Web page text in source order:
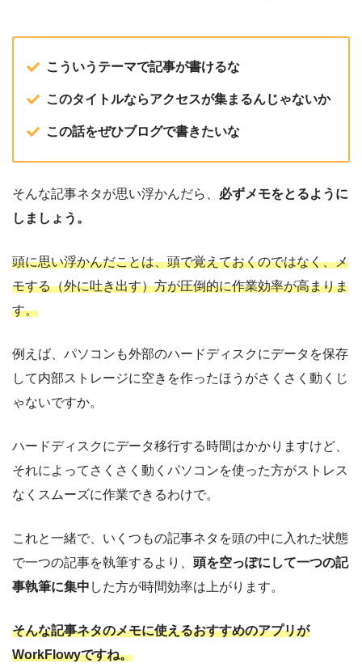
こういうテーマで記事が書けるな
このタイトルならアクセスが集まるんじゃないか
この話をぜひブログで書きたいな
そんな記事ネタが思い浮かんだら、 必ずメモをとるように
しましょう。
頭に思い浮かんだことは、頭で覚えておくのではなく、メ
モする（外に吐き出す）方が圧倒的に作業効率が高まりま
す。
例えば、パソコンも外部のハードディスクにデータを保存
して内部ストレージに空きを作ったほうがさくさく動くじ
ゃないですか。
ハードディスクにデータ移行する時間はかかりますけど、
それによってさくさく動くパソコンを使った方がストレス
なくスムーズに作業できるわけで。
これと一緒で、いくつもの記事ネタを頭の中に入れた状態
で一つの記事を執筆するより、 頭を空っぽにして一つの記
事執筆に集中 した方が時間効率は上がります。
そんな記事ネタのメモに使えるおすすめのアプリが
WorkFlowyですね。